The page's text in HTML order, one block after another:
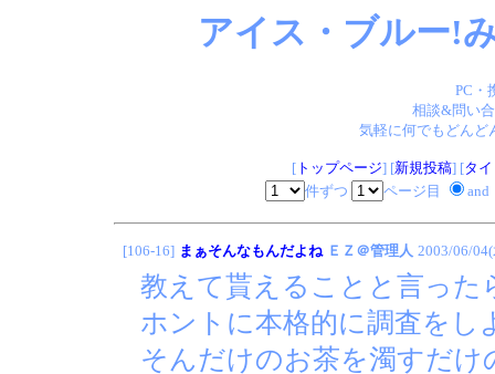
アイス・ブルー!
PC・
相談&問い
気軽に何でもどん
[トップページ] [新規投稿] [タ
件ずつ
ページ目 and
[106-16] まぁそんなもんだよね ＥＺ＠管理人 2003/06/
教えて貰えることと言っ
ホントに本格的に調査を
そんだけのお茶を濁すだ